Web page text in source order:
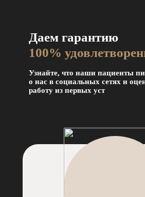
Даем гарантию
100%
Узнайте, что наши пациенты
о нас в социальных сетях и
работу из первых уст